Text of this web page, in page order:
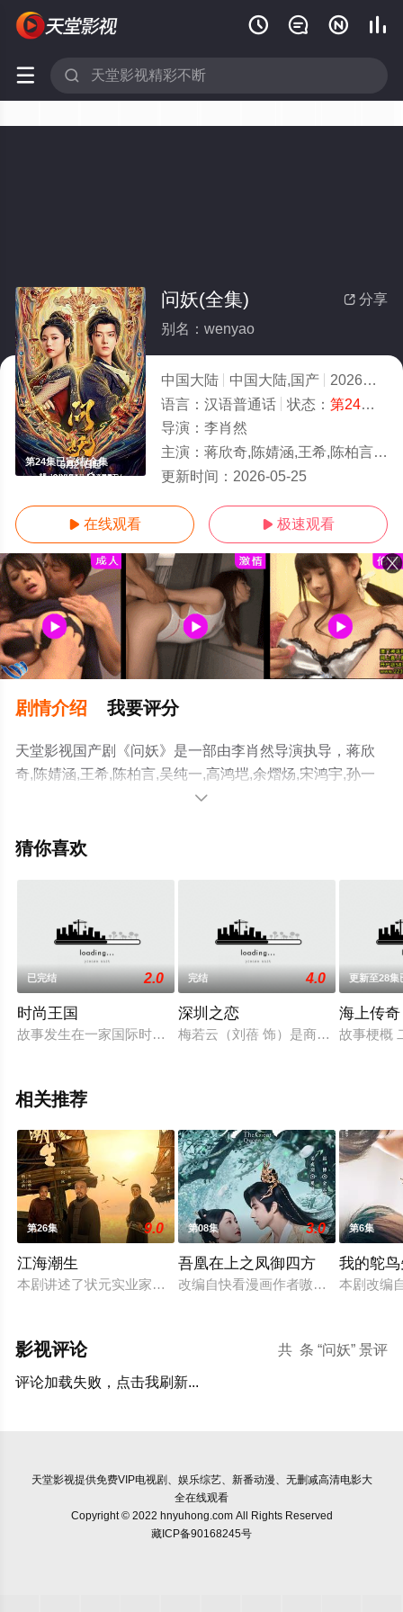
   
 
第24集已完结/全集
 分享
问妖(全集)
别名：wenyao
中国大陆 中国大陆,国产 2026
7.0
语言： 汉语普通话 状态： 第24集已完结
导演： 李肖然
主演： 蒋欣奇,陈婧涵,王希,陈柏言,吴纯一,高鸿垲,余熠炀,宋鸿宇,孙一鸣,谢艺
更新时间： 2026-05-25
 在线观看  极速观看
剧情介绍 我要评分
天堂影视国产剧《问妖》是一部由李肖然导演执导，蒋欣
奇,陈婧涵,王希,陈柏言,吴纯一,高鸿垲,余熠炀,宋鸿宇,孙一
鸣,谢艺真等演员精彩演绎的中国大陆电视剧，大结局剧情
版电视剧全集就上天堂电影网，更多相关信息可移步至豆

猜你喜欢
已完结 2.0
时尚王国
故事发生在一家国际时尚传媒集团的中国杂志总部。生于普通
完结 4.0
深圳之恋
梅若云（刘蓓 饰）是商场上赫赫有
更新至28集
海上传奇
故事梗概
相关推荐
第26集 9.0
江海潮生
本剧讲述了状元实业家张謇创办大生企业，实业报国的故事。
第08集 3.0
吾凰在上之凤御四方
改编自快看漫画作者嗷小泽的独家连
第6集
我的鸵
本剧改编
共 条 “问妖” 景评
影视评论
评论加载失败，点击我刷新...
天堂影视提供免费VIP电视剧、娱乐综艺、新番动漫、无删减高清电影大
全在线观看
Copyright © 2022 hnyuhong.com All Rights Reserved
藏ICP备90168245号